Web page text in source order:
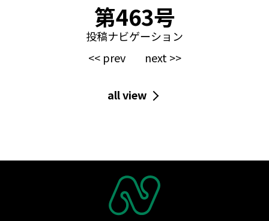
第463号
投稿ナビゲーション
<< prev
next >>
all view